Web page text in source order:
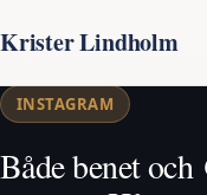
Krister Lindholm
INSTAGRAM
Både benet